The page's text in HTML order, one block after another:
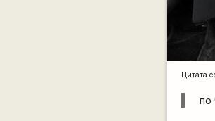
Цитата
по